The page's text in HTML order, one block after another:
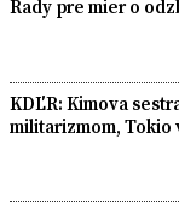
Rady pre mier o
KDĽR: Kimova
militarizmom, Tokio